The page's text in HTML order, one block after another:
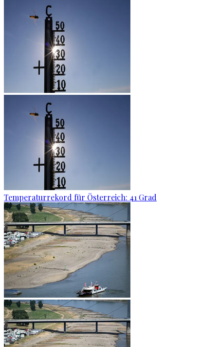
Temperaturrekord für Österreich: 41 Grad